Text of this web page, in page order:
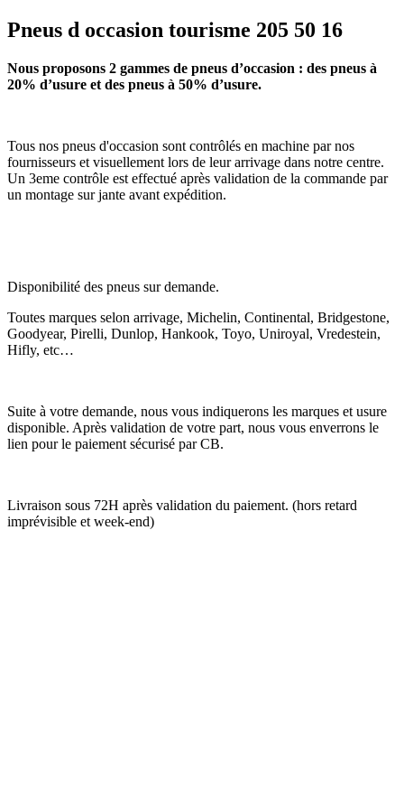
Pneus d occasion tourisme 205 50 16
Nous proposons 2 gammes de pneus d’occasion : des pneus à
20% d’usure et des pneus à 50% d’usure.
Tous nos pneus d'occasion sont contrôlés en machine par nos
fournisseurs et visuellement lors de leur arrivage dans notre centre.
Un 3eme contrôle est effectué après validation de la commande par
un montage sur jante avant expédition.
Disponibilité des pneus sur demande.
Toutes marques selon arrivage, Michelin, Continental, Bridgestone,
Goodyear, Pirelli, Dunlop, Hankook, Toyo, Uniroyal, Vredestein,
Hifly, etc…
Suite à votre demande, nous vous indiquerons les marques et usure
disponible. Après validation de votre part, nous vous enverrons le
lien pour le paiement sécurisé par CB.
Livraison sous 72H après validation du paiement. (hors retard
imprévisible et week-end)